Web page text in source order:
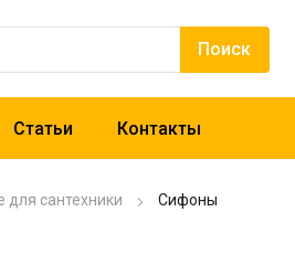
Статьи Контакты
сантехники Сифоны